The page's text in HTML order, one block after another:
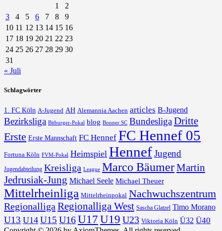
1
2
3
4 5 6 7 8
9
10 11 12 13 14 15 16
17 18 19 20 21 22 23
24 25 26 27 28 29 30
31
« Juli
Schlagwörter
1. FC Köln A-Jugend AH Alemannia Aachen articles B-Jugend
Bezirksliga Bitburger-Pokal blog Bonner SC Bundesliga Dritte
Erste Erste Mannschaft FC Hennef FC Hennef 05
Fortuna Köln FVM-Pokal Heimspiel HennefJugend
Jugendabteilung Kreisliga League Marco BäumerMartin
Jedrusiak-Jung Michael Seele Michael Theuer
Mittelrheinliga Mittelrheinpokal Nachwuchszentrum
Regionalliga Regionalliga West Sascha Glatzel Timo Morano
U13 U14 U15 U16U17 U19 U23 Viktoria Köln Ü32 Ü40